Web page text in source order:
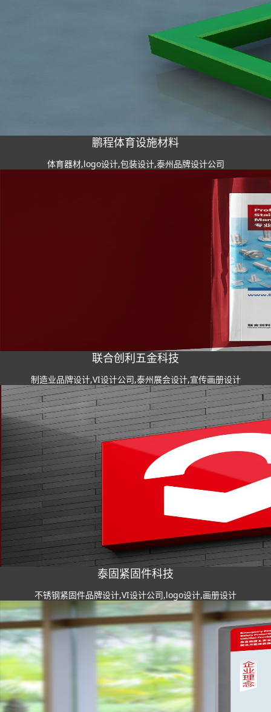
鹏程体育设施材料
体育器材,logo设计,包装设计,泰州品牌设计公司
联合创利五金科技
制造业品牌设计,VI设计公司,泰州展会设计,宣传画册设计
泰固紧固件科技
不锈钢紧固件品牌设计,VI设计公司,logo设计,画册设计